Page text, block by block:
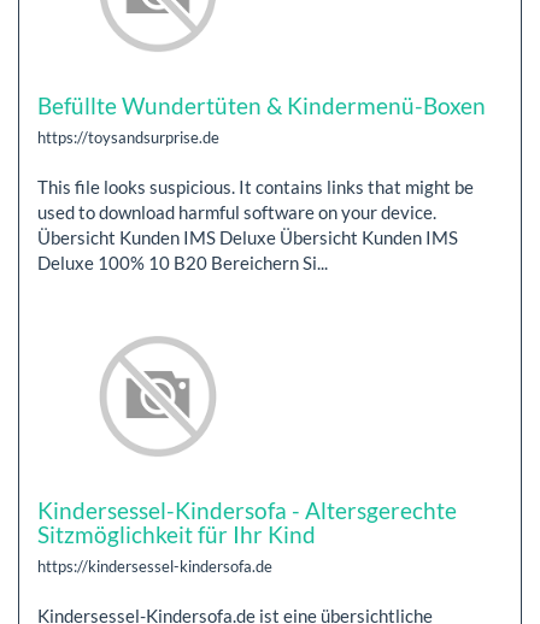
Befüllte Wundertüten & Kindermenü-Boxen
https://toysandsurprise.de
This file looks suspicious. It contains links that might be
used to download harmful software on your device.
Übersicht Kunden IMS Deluxe Übersicht Kunden IMS
Deluxe 100% 10 B20 Bereichern Si...
Kindersessel-Kindersofa - Altersgerechte
Sitzmöglichkeit für Ihr Kind
https://kindersessel-kindersofa.de
Kindersessel-Kindersofa.de ist eine übersichtliche